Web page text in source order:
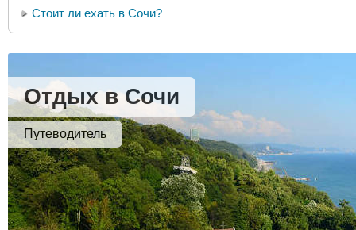
Стоит ли ехать в Сочи?
Отдых в Сочи
Путеводитель